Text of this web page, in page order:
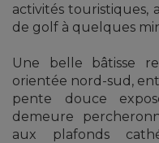
activités touristiques,
de golf à quelques
Une belle bâtisse
orientée nord-sud,
pente douce
demeure
aux plafonds